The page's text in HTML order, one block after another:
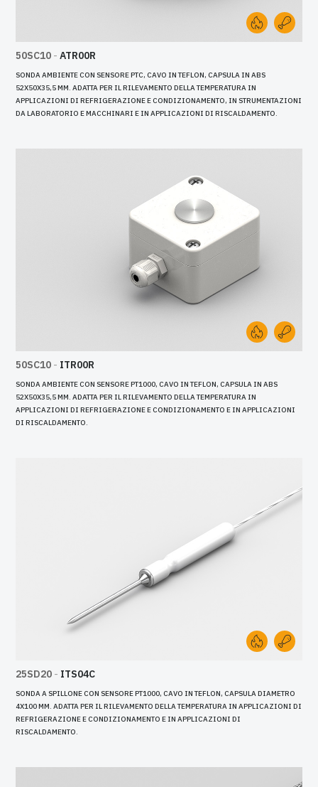
50SC10 - ATR00R
SONDA AMBIENTE CON SENSORE PTC, CAVO IN TEFLON, CAPSULA IN ABS
52X50X35,5 MM. ADATTA PER IL RILEVAMENTO DELLA TEMPERATURA IN
APPLICAZIONI DI REFRIGERAZIONE E CONDIZIONAMENTO, IN STRUMENTAZIONI
DA LABORATORIO E MACCHINARI E IN APPLICAZIONI DI RISCALDAMENTO.
50SC10 - ITR00R
SONDA AMBIENTE CON SENSORE PT1000, CAVO IN TEFLON, CAPSULA IN ABS
52X50X35,5 MM. ADATTA PER IL RILEVAMENTO DELLA TEMPERATURA IN
APPLICAZIONI DI REFRIGERAZIONE E CONDIZIONAMENTO E IN APPLICAZIONI
DI RISCALDAMENTO.
25SD20 - ITS04C
SONDA A SPILLONE CON SENSORE PT1000, CAVO IN TEFLON, CAPSULA DIAMETRO
4X100 MM. ADATTA PER IL RILEVAMENTO DELLA TEMPERATURA IN APPLICAZIONI DI
REFRIGERAZIONE E CONDIZIONAMENTO E IN APPLICAZIONI DI
RISCALDAMENTO.